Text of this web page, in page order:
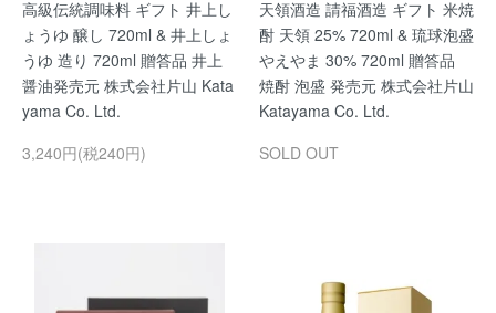
高級伝統調味料 ギフト 井上し
ょうゆ 醸し 720ml & 井上しょ
うゆ 造り 720ml 贈答品 井上
醤油発売元 株式会社片山 Kata
yama Co. Ltd.
3,240円(税240円)
天領酒造 請福酒造 ギフト 米焼
酎 天領 25% 720ml & 琉球泡盛
やえやま 30% 720ml 贈答品
焼酎 泡盛 発売元 株式会社片山
Katayama Co. Ltd.
SOLD OUT